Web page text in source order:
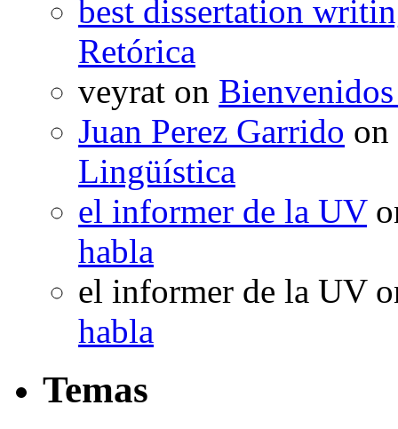
best dissertation
Retórica
veyrat on
Juan Perez Garrido on
Lingüística
el informer de la UV
habla
el informer de la UV
habla
Temas